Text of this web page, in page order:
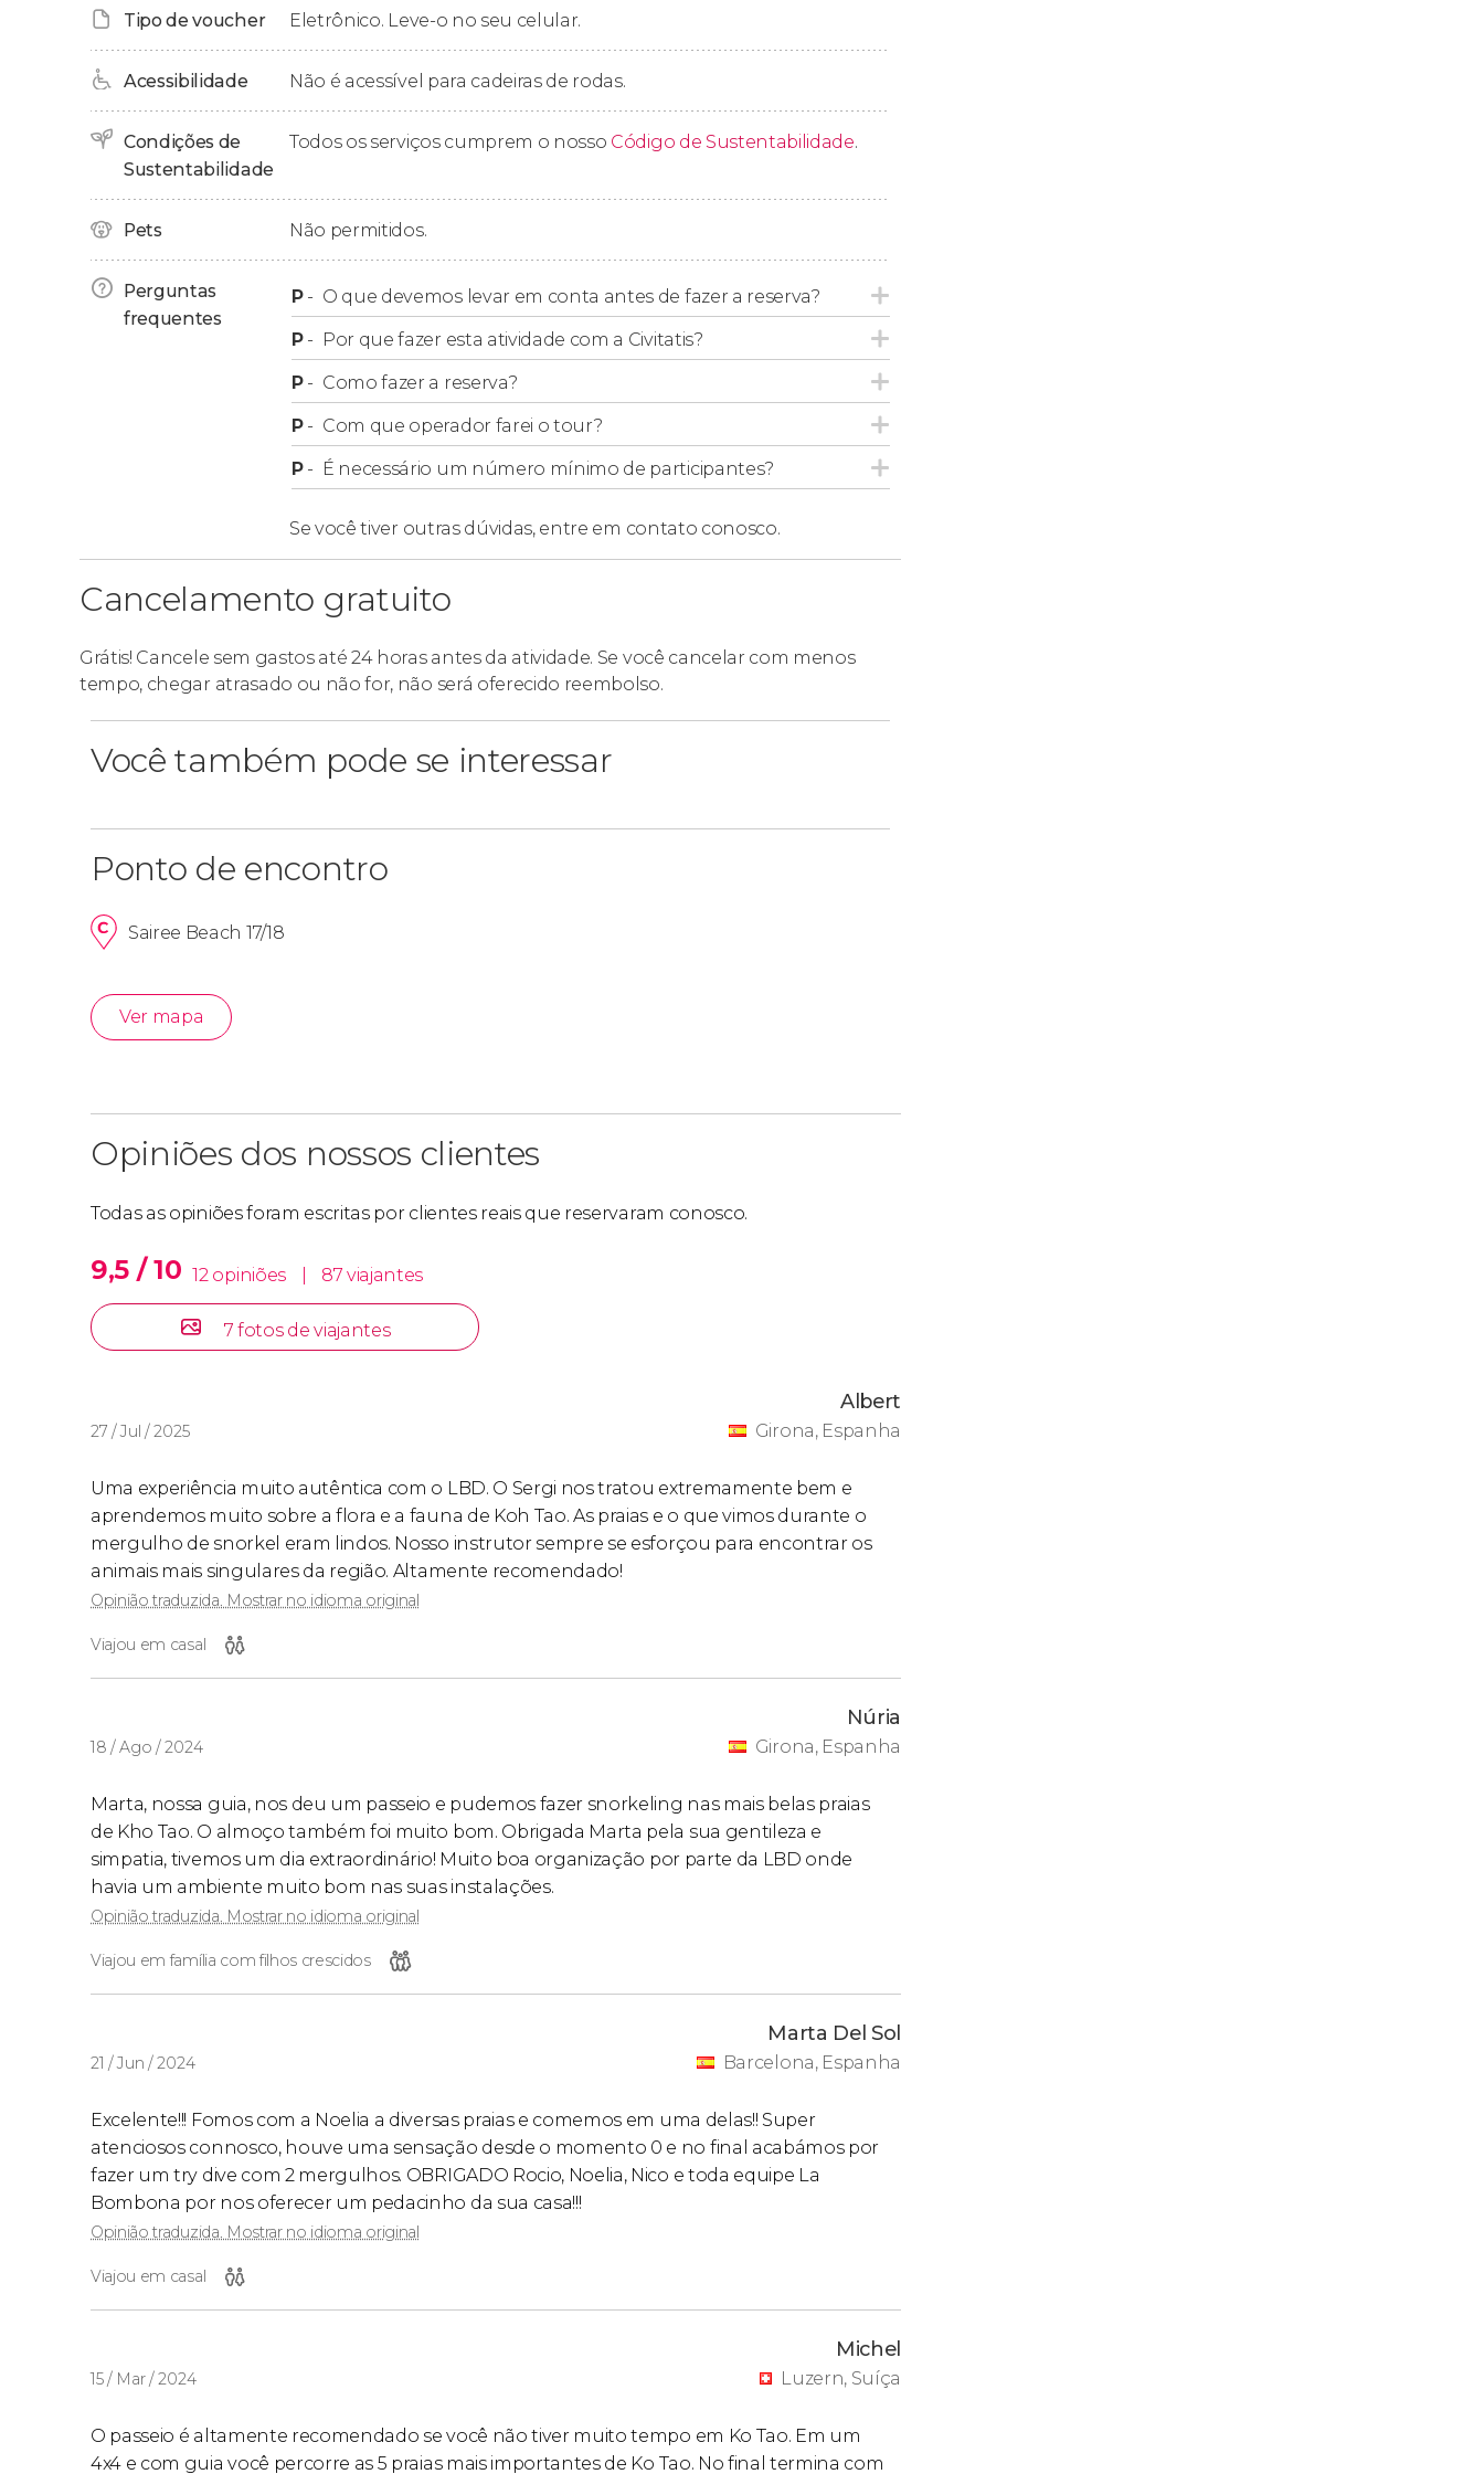
chegaremos sete horas depois.
Tipo de voucher Eletrônico. Leve-o no seu celular.
Acessibilidade Não é acessível para cadeiras de rodas.
Condições de
Sustentabilidade
Todos os serviços cumprem o nosso Código de Sustentabilidade.
Pets Não permitidos.
Perguntas
frequentes
P- O que devemos levar em conta antes de fazer a reserva?
P- Por que fazer esta atividade com a Civitatis?
P- Como fazer a reserva?
P- Com que operador farei o tour?
P- É necessário um número mínimo de participantes?
Se você tiver outras dúvidas, entre em contato conosco.
Cancelamento gratuito
Grátis! Cancele sem gastos até 24 horas antes da atividade. Se você cancelar com menos
tempo, chegar atrasado ou não for, não será oferecido reembolso.
Você também pode se interessar
Ponto de encontro
Sairee Beach 17/18
Ver mapa
Opiniões dos nossos clientes
Todas as opiniões foram escritas por clientes reais que reservaram conosco.
9,5 / 10 12 opiniões 87 viajantes
7 fotos de viajantes
27 / Jul / 2025
Albert
Girona, Espanha
Uma experiência muito autêntica com o LBD. O Sergi nos tratou extremamente bem e
aprendemos muito sobre a flora e a fauna de Koh Tao. As praias e o que vimos durante o
mergulho de snorkel eram lindos. Nosso instrutor sempre se esforçou para encontrar os
animais mais singulares da região. Altamente recomendado!
Opinião traduzida. Mostrar no idioma original
Viajou em casal
18 / Ago / 2024
Núria
Girona, Espanha
Marta, nossa guia, nos deu um passeio e pudemos fazer snorkeling nas mais belas praias
de Kho Tao. O almoço também foi muito bom. Obrigada Marta pela sua gentileza e
simpatia, tivemos um dia extraordinário! Muito boa organização por parte da LBD onde
havia um ambiente muito bom nas suas instalações.
Opinião traduzida. Mostrar no idioma original
Viajou em família com filhos crescidos
21 / Jun / 2024
Marta Del Sol
Barcelona, Espanha
Excelente!!! Fomos com a Noelia a diversas praias e comemos em uma delas!! Super
atenciosos connosco, houve uma sensação desde o momento 0 e no final acabámos por
fazer um try dive com 2 mergulhos. OBRIGADO Rocio, Noelia, Nico e toda equipe La
Bombona por nos oferecer um pedacinho da sua casa!!!
Opinião traduzida. Mostrar no idioma original
Viajou em casal
15 / Mar / 2024
Michel
Luzern, Suíça
O passeio é altamente recomendado se você não tiver muito tempo em Ko Tao. Em um
4x4 e com guia você percorre as 5 praias mais importantes de Ko Tao. No final termina com